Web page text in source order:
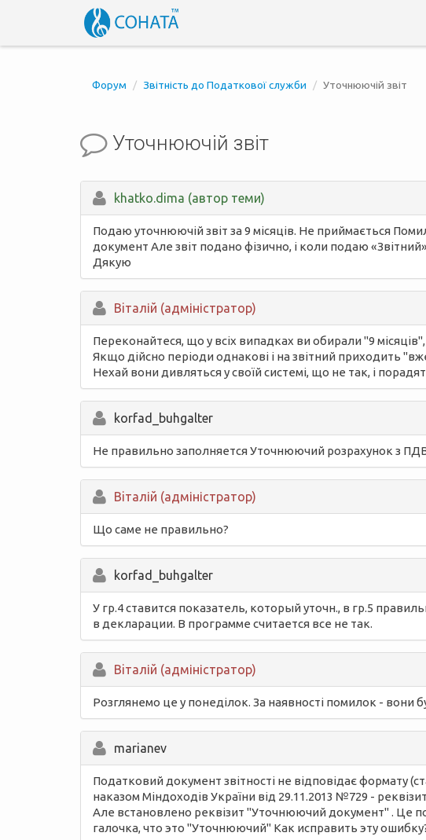
Форум Звітність до Податкової служби Уточнюючій звіт
Уточнюючій звіт
khatko.dima (автор теми)
Подаю уточнюючій звіт за 9 місяців. Не приймається
документ Але звіт подано фізично, і коли подаю
Дякую
Вiталій (адміністратор)
Переконайтеся, що у всіх випадках ви обирали "9
Якщо дійсно періоди однакові і на звітний приходить
Нехай вони дивляться у своїй системі, що не так, і
korfad_buhgalter
Не правильно заполняется Уточнюючий розрахунок з
Вiталій (адміністратор)
Що саме не правильно?
korfad_buhgalter
У гр.4 ставится показатель, который уточн., в гр.5
в декларации. В программе считается все не так.
Вiталій (адміністратор)
Розглянемо це у понеділок. За наявності помилок - вони
marianev
Податковий документ звітності не відповідає формату
наказом Міндоходів України від 29.11.2013 №729 -
Але встановлено реквізит "Уточнюючий документ" . Це
галочка, что это "Уточнюючий" Как исправить эту